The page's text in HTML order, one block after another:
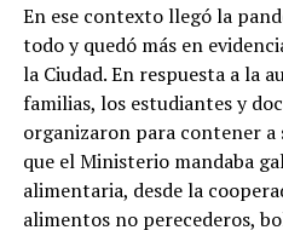
En ese contexto llegó la
todo y quedó más en
la Ciudad. En respuesta a la
familias, los estudiantes y
organizaron para contener a
que el Ministerio mandaba
alimentaria, desde la
alimentos no perecederos,